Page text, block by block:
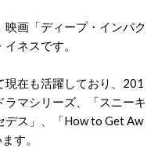
画「ディープ・インパク
ネスです。
現在も活躍しており、201
マシリーズ、「スニーキ
デス」、「How to Get Aw
す。